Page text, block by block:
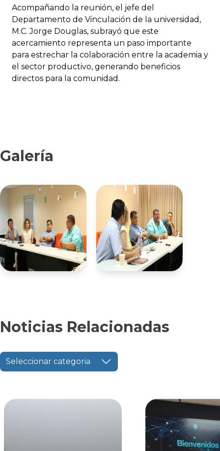
Acompañando la reunión, el jefe del
Departamento de Vinculación de la universidad,
M.C. Jorge Douglas, subrayó que este
acercamiento representa un paso importante
para estrechar la colaboración entre la academia y
el sector productivo, generando beneficios
directos para la comunidad.
Galería
Noticias Relacionadas
Seleccionar categoria